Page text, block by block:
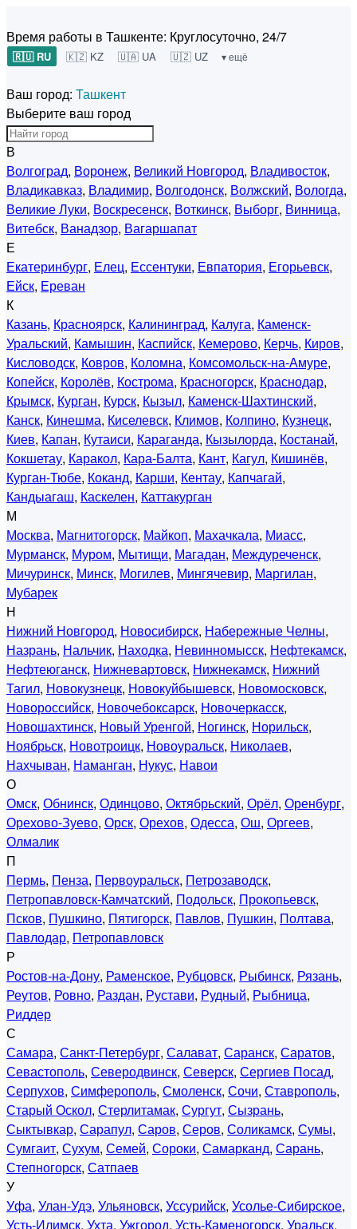
Время работы в Ташкенте: Круглосуточно, 24/7
🇷🇺 RU 🇰🇿 KZ 🇺🇦 UA 🇺🇿 UZ ▾ ещё
Ваш город: Ташкент
Выберите ваш город
В
Волгоград, Воронеж, Великий Новгород, Владивосток,
Владикавказ, Владимир, Волгодонск, Волжский, Вологда,
Великие Луки, Воскресенск, Воткинск, Выборг, Винница,
Витебск, Ванадзор, Вагаршапат
Е
Екатеринбург, Елец, Ессентуки, Евпатория, Егорьевск,
Ейск, Ереван
К
Казань, Красноярск, Калининград, Калуга, Каменск-
Уральский, Камышин, Каспийск, Кемерово, Керчь, Киров,
Кисловодск, Ковров, Коломна, Комсомольск-на-Амуре,
Копейск, Королёв, Кострома, Красногорск, Краснодар,
Крымск, Курган, Курск, Кызыл, Каменск-Шахтинский,
Канск, Кинешма, Киселевск, Климов, Колпино, Кузнецк,
Киев, Капан, Кутаиси, Караганда, Кызылорда, Костанай,
Кокшетау, Каракол, Кара-Балта, Кант, Кагул, Кишинёв,
Курган-Тюбе, Коканд, Карши, Кентау, Капчагай,
Кандыагаш, Каскелен, Каттакурган
М
Москва, Магнитогорск, Майкоп, Махачкала, Миасс,
Мурманск, Муром, Мытищи, Магадан, Междуреченск,
Мичуринск, Минск, Могилев, Мингячевир, Маргилан,
Мубарек
Н
Нижний Новгород, Новосибирск, Набережные Челны,
Назрань, Нальчик, Находка, Невинномысск, Нефтекамск,
Нефтеюганск, Нижневартовск, Нижнекамск, Нижний
Тагил, Новокузнецк, Новокуйбышевск, Новомосковск,
Новороссийск, Новочебоксарск, Новочеркасск,
Новошахтинск, Новый Уренгой, Ногинск, Норильск,
Ноябрьск, Новотроицк, Новоуральск, Николаев,
Нахчыван, Наманган, Нукус, Навои
О
Омск, Обнинск, Одинцово, Октябрьский, Орёл, Оренбург,
Орехово-Зуево, Орск, Орехов, Одесса, Ош, Оргеев,
Олмалик
П
Пермь, Пенза, Первоуральск, Петрозаводск,
Петропавловск-Камчатский, Подольск, Прокопьевск,
Псков, Пушкино, Пятигорск, Павлов, Пушкин, Полтава,
Павлодар, Петропавловск
Р
Ростов-на-Дону, Раменское, Рубцовск, Рыбинск, Рязань,
Реутов, Ровно, Раздан, Рустави, Рудный, Рыбница,
Риддер
С
Самара, Санкт-Петербург, Салават, Саранск, Саратов,
Севастополь, Северодвинск, Северск, Сергиев Посад,
Серпухов, Симферополь, Смоленск, Сочи, Ставрополь,
Старый Оскол, Стерлитамак, Сургут, Сызрань,
Сыктывкар, Сарапул, Саров, Серов, Соликамск, Сумы,
Сумгаит, Сухум, Семей, Сороки, Самарканд, Сарань,
Степногорск, Сатпаев
У
Уфа, Улан-Удэ, Ульяновск, Уссурийск, Усолье-Сибирское,
Усть-Илимск, Ухта, Ужгород, Усть-Каменогорск, Уральск,